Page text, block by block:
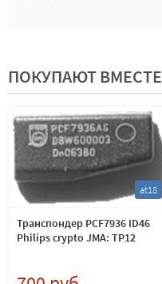
ПОКУПАЮТ ВМЕСТЕ
at18
Транспондер PCF7936 ID46
Philips crypto JMA: TP12